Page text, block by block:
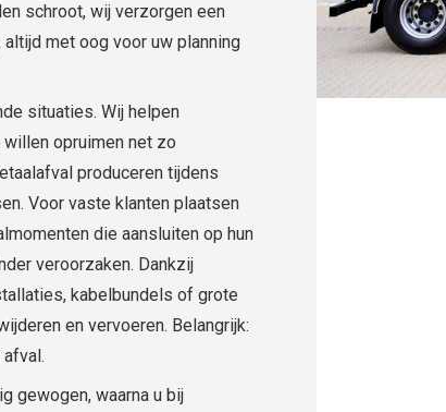
schroot, wij verzorgen een
met oog voor uw planning
situaties. Wij helpen
opruimen net zo
produceren tijdens
Voor vaste klanten plaatsen
die aansluiten op hun
veroorzaken. Dankzij
kabelbundels of grote
en vervoeren. Belangrijk:
gewogen, waarna u bij